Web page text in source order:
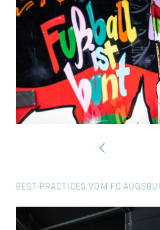
BEST-PRACTICES VOM FC